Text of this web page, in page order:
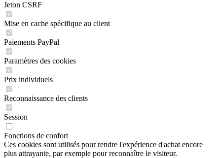
Jeton CSRF
Mise en cache spécifique au client
Paiements PayPal
Paramètres des cookies
Prix individuels
Reconnaissance des clients
Session
Fonctions de confort
Ces cookies sont utilisés pour rendre l'expérience d'achat encore
plus attrayante, par exemple pour reconnaître le visiteur.